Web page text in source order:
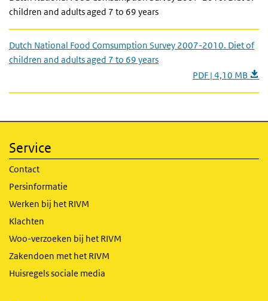
children and adults aged 7 to 69 years
Dutch National Food Comsumption Survey 2007-2010. Diet of
children and adults aged 7 to 69 years
PDF | 4,10 MB
Service
Contact
Persinformatie
Werken bij het RIVM
Klachten
Woo-verzoeken bij het RIVM
Zakendoen met het RIVM
Huisregels sociale media